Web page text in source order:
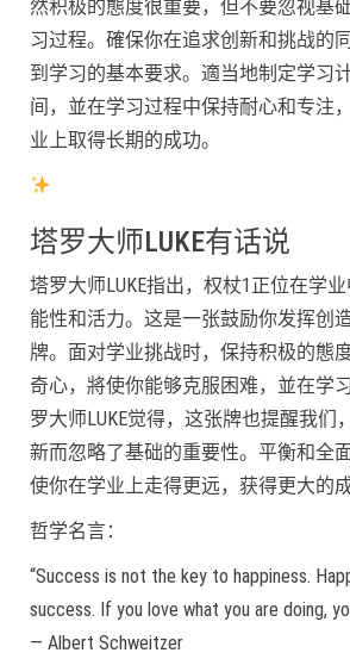
然积极的態度很重要，但不要忽视基
习过程。確保你在追求创新和挑战的
到学习的基本要求。適当地制定学习
间，並在学习过程中保持耐心和专注
业上取得长期的成功。
塔罗大师LUKE有话说
塔罗大师LUKE指出，权杖1正位在学
能性和活力。这是一张鼓励你发挥创
牌。面对学业挑战时，保持积极的態
奇心，將使你能够克服困难，並在学
罗大师LUKE觉得，这张牌也提醒我们
新而忽略了基础的重要性。平衡和全
使你在学业上走得更远，获得更大的成
哲学名言：
“Success is not the key to happiness.
success. If you love what you are doing,
— Albert Schweitzer